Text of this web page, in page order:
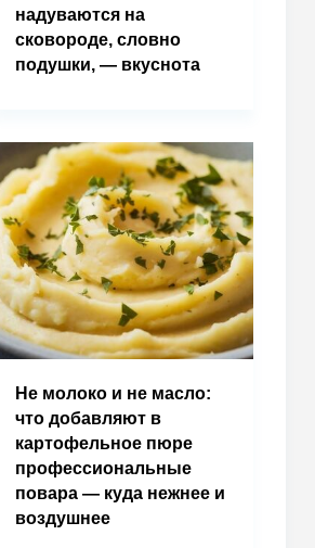
надуваются на
сковороде, словно
подушки, — вкуснота
Не молоко и не масло:
что добавляют в
картофельное пюре
профессиональные
повара — куда нежнее и
воздушнее